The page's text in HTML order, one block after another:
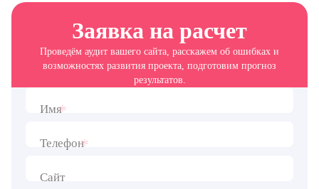
Заявка на расчет
Проведём аудит вашего сайта, расскажем об ошибках и
возможностях развития проекта, подготовим прогноз
результатов.
Имя*
Телефон*
Сайт